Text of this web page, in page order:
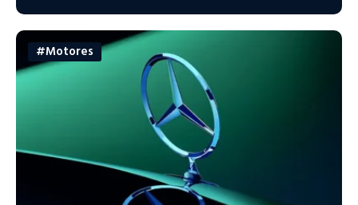
#Motores